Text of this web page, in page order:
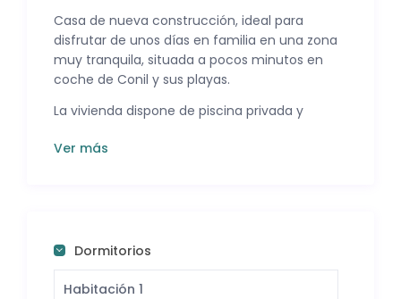
Casa de nueva construcción, ideal para
disfrutar de unos días en familia en una zona
muy tranquila, situada a pocos minutos en
coche de Conil y sus playas.
La vivienda dispone de piscina privada y
agua caliente y sistema de burbujas,
ajardinada equipada con tumbonas, así como
porche con mobiliario exterior y barbacoa,
creando un ambiente adecuado para
Ver más
Dormitorios
Habitación 1